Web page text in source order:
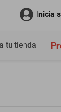
Inicia
tu tienda